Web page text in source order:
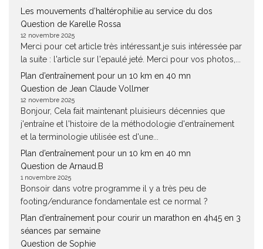
Les mouvements d’haltérophilie au service du dos
Question de Karelle Rossa
12 novembre 2025
Merci pour cet article très intéressant.je suis intéressée par
la suite : l'article sur l'epaulé jeté. Merci pour vos photos,...
Plan d’entraînement pour un 10 km en 40 mn
Question de Jean Claude Vollmer
12 novembre 2025
Bonjour, Cela fait maintenant pluisieurs décennies que
j'entraîne et l'histoire de la méthodologie d'entraînement
et la terminologie utilisée est d'une...
Plan d’entraînement pour un 10 km en 40 mn
Question de Arnaud.B
1 novembre 2025
Bonsoir dans votre programme il y a très peu de
footing/endurance fondamentale est ce normal ?
Plan d’entraînement pour courir un marathon en 4h45 en 3
séances par semaine
Question de Sophie